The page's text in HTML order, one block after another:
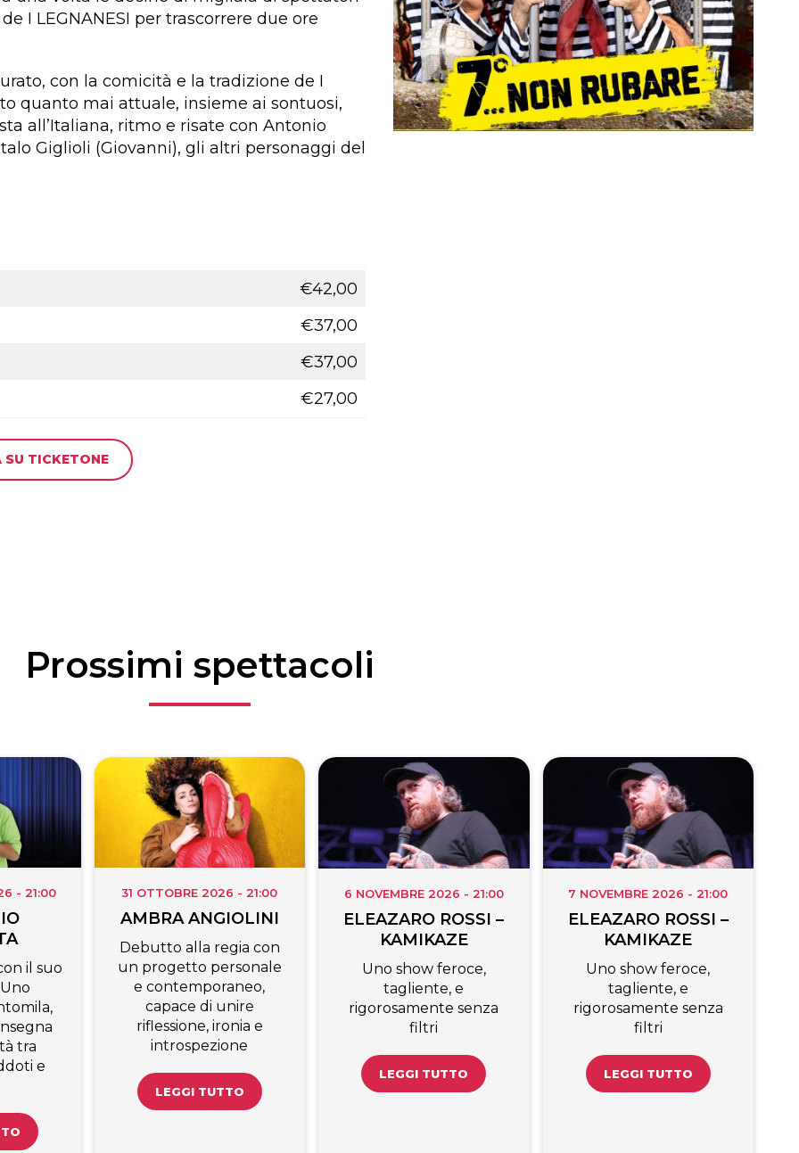
I LEGNANESI per trascorrere due ore
con la comicità e la tradizione de I
quanto mai attuale, insieme ai sontuosi,
all’Italiana, ritmo e risate con Antonio
Giglioli (Giovanni), gli altri personaggi del
€42,00
€37,00
€37,00
€27,00
TICKETONE
Prossimi spettacoli
- 21:00
il suo
tra
e
31 OTTOBRE 2026 - 21:00
AMBRA ANGIOLINI
Debutto alla regia con
un progetto personale
e contemporaneo,
capace di unire
riflessione, ironia e
introspezione
LEGGI TUTTO
6 NOVEMBRE 2026 - 21:00
ELEAZARO ROSSI –
KAMIKAZE
Uno show feroce,
tagliente, e
rigorosamente senza
filtri
LEGGI TUTTO
7 NOVEMBRE 2026 - 21:00
ELEAZARO ROSSI –
KAMIKAZE
Uno show feroce,
tagliente, e
rigorosamente senza
filtri
LEGGI TUTTO